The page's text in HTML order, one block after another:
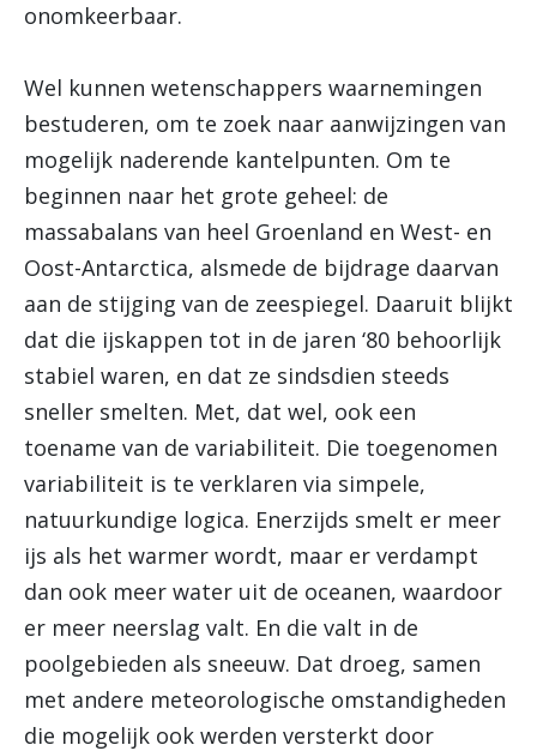
onomkeerbaar.
Wel kunnen wetenschappers waarnemingen
bestuderen, om te zoek naar aanwijzingen van
mogelijk naderende kantelpunten. Om te
beginnen naar het grote geheel: de
massabalans van heel Groenland en West- en
Oost-Antarctica, alsmede de bijdrage daarvan
aan de stijging van de zeespiegel. Daaruit blijkt
dat die ijskappen tot in de jaren ‘80 behoorlijk
stabiel waren, en dat ze sindsdien steeds
sneller smelten. Met, dat wel, ook een
toename van de variabiliteit. Die toegenomen
variabiliteit is te verklaren via simpele,
natuurkundige logica. Enerzijds smelt er meer
ijs als het warmer wordt, maar er verdampt
dan ook meer water uit de oceanen, waardoor
er meer neerslag valt. En die valt in de
poolgebieden als sneeuw. Dat droeg, samen
met andere meteorologische omstandigheden
die mogelijk ook werden versterkt door